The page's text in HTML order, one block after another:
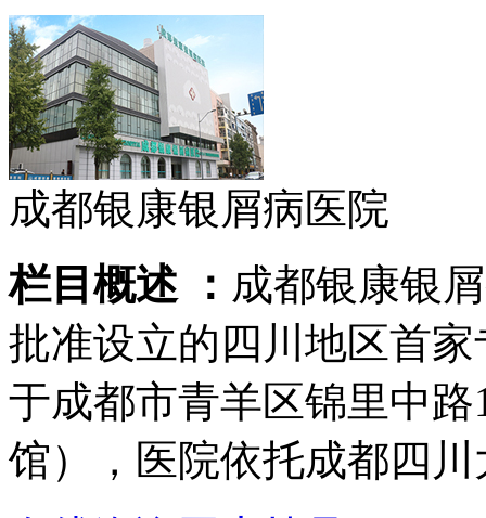
成都银康银屑病医院
栏目概述 ： 成都银康银
批准设立的四川地区首
于成都市青羊区锦里中
馆），医院依托成都四